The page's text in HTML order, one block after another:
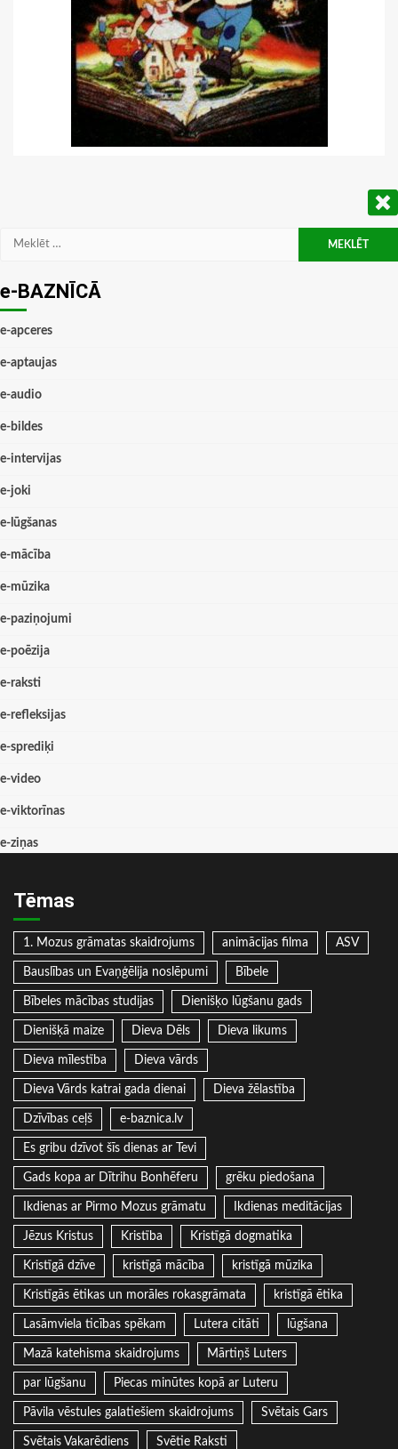
Meklēt:
e-BAZNĪCĀ
e-apceres
e-aptaujas
e-audio
e-bildes
e-intervijas
e-joki
e-lūgšanas
e-mācība
e-mūzika
e-paziņojumi
e-poēzija
e-raksti
e-refleksijas
e-sprediķi
e-video
e-viktorīnas
e-ziņas
Tēmas
1. Mozus grāmatas skaidrojums animācijas filma ASV
Bauslības un Evaņģēlija noslēpumi Bībele
Bībeles mācības studijas Dienišķo lūgšanu gads
Dienišķā maize Dieva Dēls Dieva likums
Dieva mīlestība Dieva vārds
Dieva Vārds katrai gada dienai Dieva žēlastība
Dzīvības ceļš e-baznica.lv
Es gribu dzīvot šīs dienas ar Tevi
Gads kopa ar Dītrihu Bonhēferu grēku piedošana
Ikdienas ar Pirmo Mozus grāmatu Ikdienas meditācijas
Jēzus Kristus Kristība Kristīgā dogmatika
Kristīgā dzīve kristīgā mācība kristīgā mūzika
Kristīgās ētikas un morāles rokasgrāmata kristīgā ētika
Lasāmviela ticības spēkam Lutera citāti lūgšana
Mazā katehisma skaidrojums Mārtiņš Luters
par lūgšanu Piecas minūtes kopā ar Luteru
Pāvila vēstules galatiešiem skaidrojums Svētais Gars
Svētais Vakarēdiens Svētie Raksti